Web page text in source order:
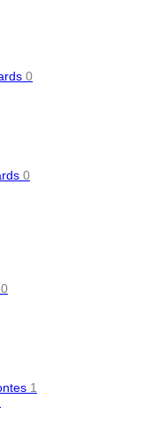
0
0
0
1